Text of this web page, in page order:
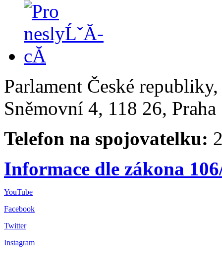
Parlament České
Sněmovní 4, 118 26,
Telefon na spojovatelku:
Informace dle zákona
YouTube
Facebook
Twitter
Instagram